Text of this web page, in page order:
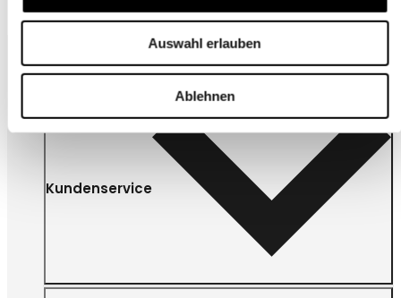
Auswahl erlauben
Ablehnen
Kundenservice